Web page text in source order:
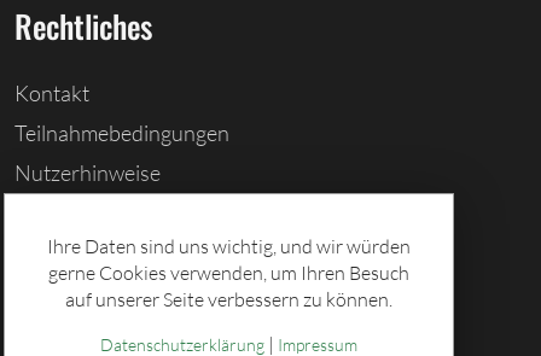
Rechtliches
Kontakt
Teilnahmebedingungen
Nutzerhinweise
Cookies löschen
Datenschutz
Ihre Daten sind uns wichtig, und wir würden
gerne Cookies verwenden, um Ihren Besuch
auf unserer Seite verbessern zu können.
Datenschutzerklärung| Impressum